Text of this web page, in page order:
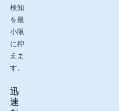
検知
を最
小限
に抑
えま
す。
迅
速